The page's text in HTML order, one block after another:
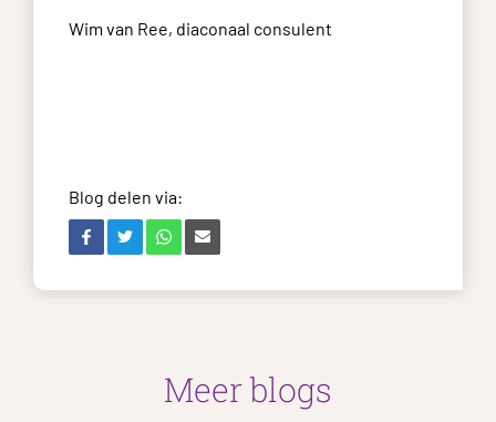
Wim van Ree, diaconaal consulent
Blog delen via:
Meer blogs